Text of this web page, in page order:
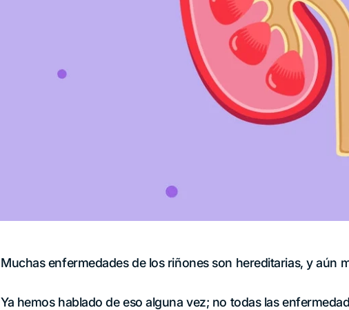
Muchas enfermedades de los riñones son hereditarias, y aún
Ya hemos hablado de eso alguna vez; no todas las